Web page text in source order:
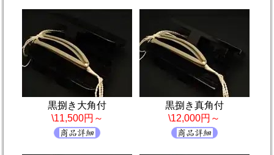
黒捌き大角付
\11,500円～
黒捌き真角付
\12,000円～